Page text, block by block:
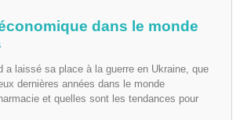
dans le monde
a laissé sa place à la guerre en Ukraine, que
dernières années dans le monde
et quelles sont les tendances pour